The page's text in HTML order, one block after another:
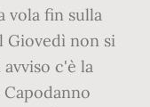
vola fin sulla
Giovedì non si
c'è la